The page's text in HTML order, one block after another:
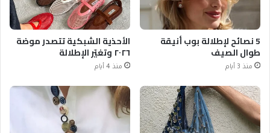
5 نصائح لإطلالة بوب أنيقة
طوال الصيف
منذ 3 أيام
الأحذية الشبكية تتصدر موضة
٢٠٢٦ وتغيّر الإطلالة
منذ 4 أيام